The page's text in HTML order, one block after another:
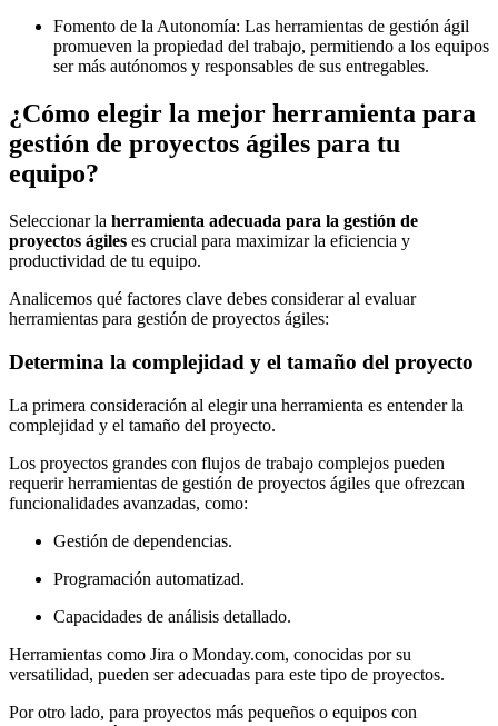
Fomento de la Autonomía: Las herramientas de gestión ágil
promueven la propiedad del trabajo, permitiendo a los equipos
ser más autónomos y responsables de sus entregables.
¿Cómo elegir la mejor herramienta para
gestión de proyectos ágiles para tu
equipo?
Seleccionar la herramienta adecuada para la gestión de
proyectos ágiles es crucial para maximizar la eficiencia y
productividad de tu equipo.
Analicemos qué factores clave debes considerar al evaluar
herramientas para gestión de proyectos ágiles:
Determina la complejidad y el tamaño del proyecto
La primera consideración al elegir una herramienta es entender la
complejidad y el tamaño del proyecto.
Los proyectos grandes con flujos de trabajo complejos pueden
requerir herramientas de gestión de proyectos ágiles que ofrezcan
funcionalidades avanzadas, como:
Gestión de dependencias.
Programación automatizad.
Capacidades de análisis detallado.
Herramientas como Jira o Monday.com, conocidas por su
versatilidad, pueden ser adecuadas para este tipo de proyectos.
Por otro lado, para proyectos más pequeños o equipos con